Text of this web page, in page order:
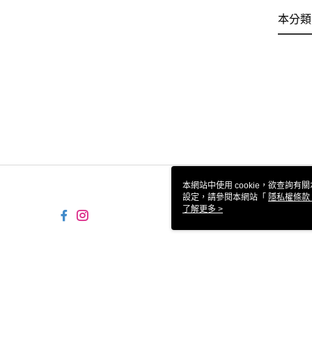
本分
本網站中使用 cookie，欲查詢有
設定，請參閱本網站「 隱私權條款
使用 cookie。
了解更多 >